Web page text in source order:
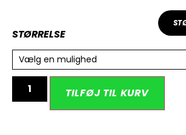
STØRRELSE
Vælg en mulighed
TILFØJ TIL KURV